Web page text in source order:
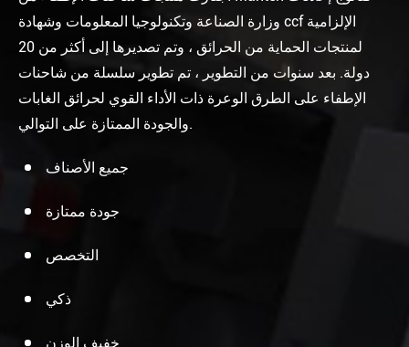
وزارة الصناعة وتكنولوجيا المعلومات وشهادة ccf الإلزامية
لمنتجات الحماية من الحرائق ، وتم تصديرها إلى أكثر من 20
دولة. بعد سنوات من التطوير ، تم تطوير سلسلة من شاحنات
الإطفاء على الطرق الوعرة ذات الأداء القوي لحرائق الغابات
والجودة الممتازة على التوالي.
جميع الأصناف
جودة ممتازة
التخصص
ذكي
خفيف الوزن